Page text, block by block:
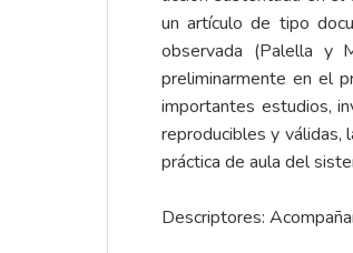
un artículo de tipo
observada (Palella y
preliminarmente en el
importantes estudios,
reproducibles y válidas,
práctica de aula del
Descriptores: